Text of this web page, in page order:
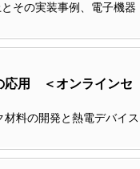
その実装事例、電子機器
応用 ＜オンラインセ
料の開発と熱電デバイス